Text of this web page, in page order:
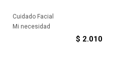
Cuidado Facial
Mi necesidad
$ 2.010